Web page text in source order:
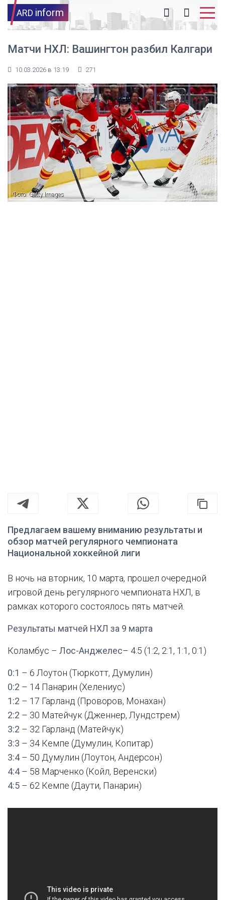
ARD inform
Матчи НХЛ: Вашингтон разбил Калгари
10.03.2026 в 13:19 271
Фото: Getty Images
Предлагаем вашему вниманию результаты и
обзор матчей регулярного чемпионата
Национальной хоккейной лиги
В ночь на вторник, 10 марта, прошел очередной
игровой день регулярного чемпионата НХЛ, в
рамках которого состоялось пять матчей.
Результаты матчей НХЛ за 9 марта
Коламбус – Лос-Анджелес– 4:5 (1:2, 2:1, 1:1, 0:1)
0:1 – 6 Лоутон (Тюркотт, Думулин)
0:2 – 14 Панарин (Хелениус)
1:2 – 17 Гарланд (Проворов, Монахан)
2:2 – 30 Матейчук (Дженнер, Лундстрем)
3:2 – 32 Гарланд (Матейчук)
3:3 – 34 Кемпе (Думулин, Копитар)
3:4– 50 Думулин (Лоутон, Андерсон)
4:4– 58 Марченко (Койл, Веренски)
4:5 – 62 Кемпе (Даути, Панарин)